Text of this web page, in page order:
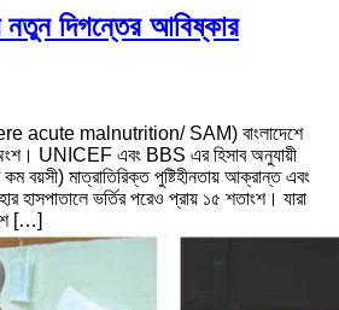
নতুন দিগন্তের আবিষ্কার
acute malnutrition/ SAM) বাংলাদেশে
অংশ। UNICEF এবং BBS এর হিসাব অনুযায়ী
বয়সী) মাত্রাতিরিক্ত পুষ্টিহীনতায় আক্রান্ত এবং
হাসপাতালে ভর্তির পরেও প্রায় ১৫ শতাংশ। যারা
[…]